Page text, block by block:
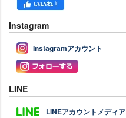
Instagram
Instagramアカウント
LINE
LINEアカウントメディア